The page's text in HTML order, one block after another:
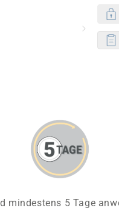
mindestens 5 Tage